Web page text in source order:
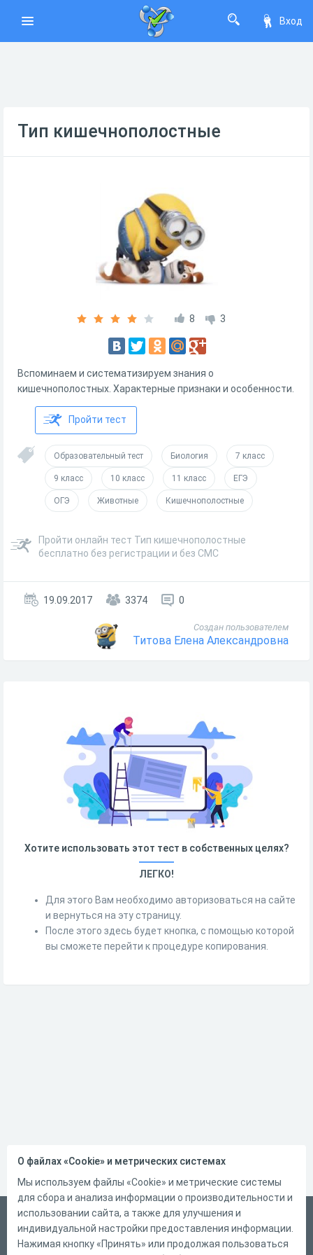
Вход
Тип кишечнополостные
8 3
Вспоминаем и систематизируем знания о
кишечнополостных. Характерные признаки и особенности.
Пройти тест
Образовательный тест Биология 7 класс
9 класс 10 класс 11 класс ЕГЭ
ОГЭ Животные Кишечнополостные
Пройти онлайн тест Тип кишечнополостные
бесплатно без регистрации и без СМС
19.09.2017 3374 0
Создан пользователем
Титова Елена Александровна
Хотите использовать этот тест в собственных целях?
ЛЕГКО!
Для этого Вам необходимо авторизоваться на сайте
и вернуться на эту страницу.
После этого здесь будет кнопка, с помощью которой
вы сможете перейти к процедуре копирования.
Русский
Справка
О файлах «Cookie» и метрических системах
Мы используем файлы «Cookie» и метрические системы
для сбора и анализа информации о производительности и
использовании сайта, а также для улучшения и
индивидуальной настройки предоставления информации.
Нажимая кнопку «Принять» или продолжая пользоваться